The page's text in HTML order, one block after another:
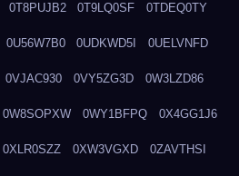
0T8PUJB2 0T9LQ0SF 0TDEQ0TY
0U56W7B0 0UDKWD5I 0UELVNFD
0VJAC930 0VY5ZG3D 0W3LZD86
0W8SOPXW 0WY1BFPQ 0X4GG1J6
0XLR0SZZ 0XW3VGXD 0ZAVTHSI